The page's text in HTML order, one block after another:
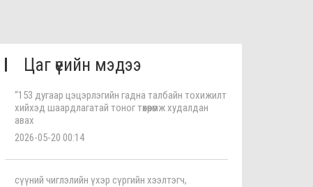
Цаг үеийн мэдээ
“153 дугаар цэцэрлэгийн гадна талбайн тохижилт
хийхэд шаардлагатай тоног төхөөрөмж худалдан
авах
2026-05-20 00:14
сүүний чиглэлийн үхэр сүргийн хээлтэгч,